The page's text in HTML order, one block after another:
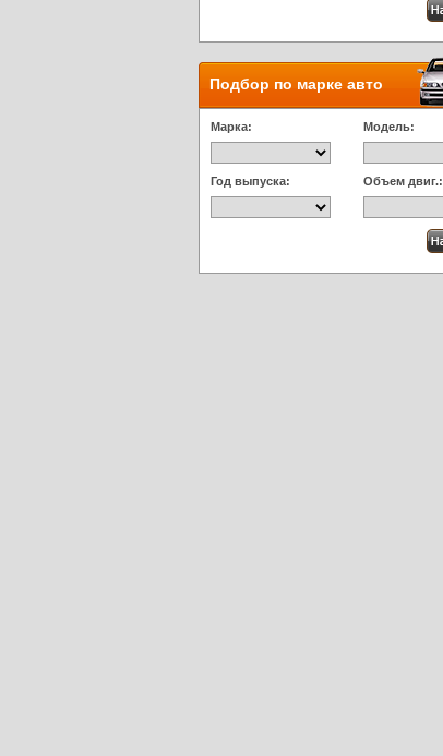
Подбор по марке авто
Марка: Модель:
Год выпуска: Объем двиг.: